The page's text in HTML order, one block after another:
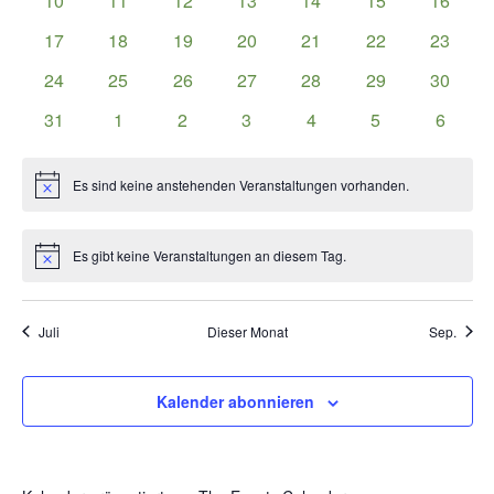
0
17
0
18
0
19
0
20
0
21
0
22
0
23
0
24
0
25
0
26
0
27
0
28
0
29
0
30
0
31
0
1
0
2
0
3
0
4
0
5
0
6
HinweisEs sind keine anstehenden Veranstaltungen vorhanden.
HinweisEs gibt keine Veranstaltungen an diesem Tag.
Juli Dieser Monat Sep.
Kalender abonnieren